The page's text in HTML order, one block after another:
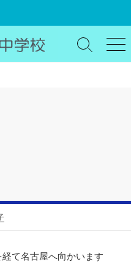
検
索
メ
ニ
て名古屋へ向かいます